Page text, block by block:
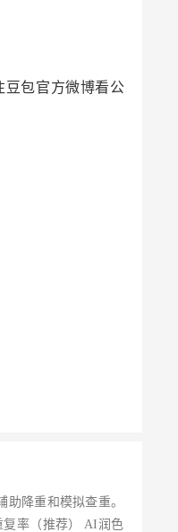
豆包官方微博看公
降重和模拟查重。
率（推荐） AI润色